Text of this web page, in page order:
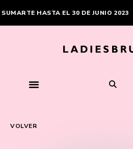
HASTA EL 30 DE JUNIO 2023 NO
VOLVER